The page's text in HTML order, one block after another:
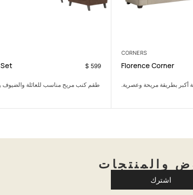
LIVING ROOM
Caroline Sofa Set
والاسترخاء اليومي.
Module with Drawers 290
$
وحدة زجاجية مزدوجة بإضاءة داخلية
والمنتجات
اشترك